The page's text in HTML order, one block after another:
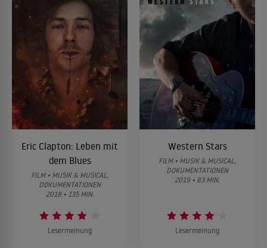
Eric Clapton: Leben mit
dem Blues
FILM • MUSIK & MUSICAL,
DOKUMENTATIONEN
2018 • 135 MIN.
Lesermeinung
Western Stars
FILM • MUSIK & MUSICAL,
DOKUMENTATIONEN
2019 • 83 MIN.
Lesermeinung